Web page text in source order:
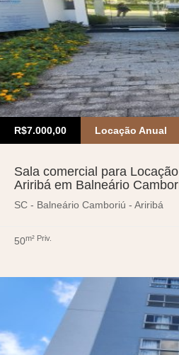
R$7.000,00 Locação Anual
Sala comercial para
Ariribá em Balneário
SC - Balneário Camboriú - Ariribá
50m² Priv.